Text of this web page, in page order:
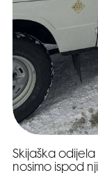
Skijaška
nosimo ispod